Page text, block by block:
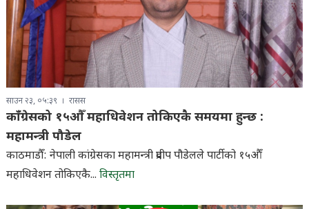
साउन २३, ०५:३९ रासस
काँग्रेसको १५औँ महाधिवेशन तोकिएकै समयमा हुन्छ :
महामन्त्री पौडेल
काठमाडौँ: नेपाली कांग्रेसका महामन्त्री प्रदीप पौडेलले पार्टीको १५औँ
महाधिवेशन तोकिएकै... विस्तृतमा